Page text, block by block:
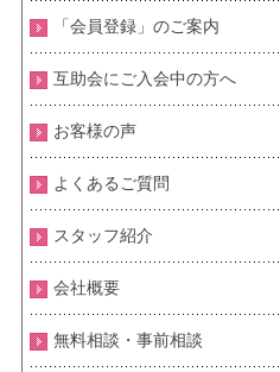
「会員登録」のご案内
互助会にご入会中の方へ
お客様の声
よくあるご質問
スタッフ紹介
会社概要
無料相談・事前相談